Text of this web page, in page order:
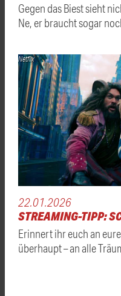
Gegen das Biest sieht
Ne, er braucht sogar
Netflix
22.01.2026
STREAMING-TIPP:
Erinnert ihr euch an
überhaupt – an alle